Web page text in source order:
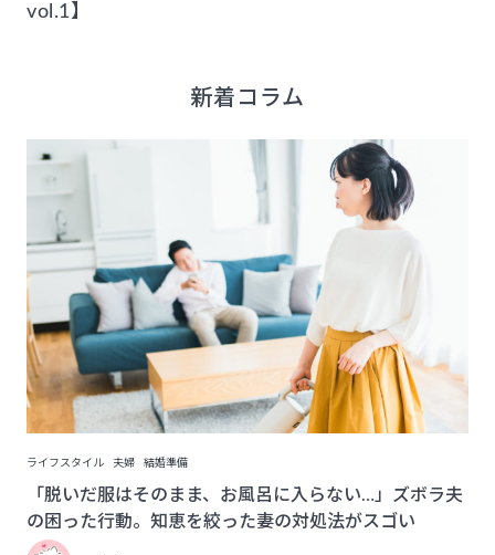
vol.1】
新着コラム
ライフスタイル 夫婦 結婚準備
「脱いだ服はそのまま、お風呂に入らない…」ズボラ夫
の困った行動。知恵を絞った妻の対処法がスゴい